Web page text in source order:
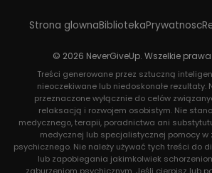
Strona glownaBibliotekaPrywatnosc
© 2026 NeverGiveUp. Wszelkie
Treści generowane przez sztuczną
nieoczekiwane lub niedoskonałe rezultaty.
przeznaczone wyłącznie do celów
relaksacją i rozwojem osobistym. Nie
medycznego, terapii, poradnictwa ani
medycznej lub specjalistycznej pomocy w
psychicznego. Nie należy używać tych treści do
lub zapobiegania jakimkolwiek
zaburzeniom psychicznym. Jeśli cierpisz lub